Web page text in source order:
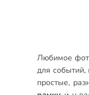
Любимое
для событий,
простые,